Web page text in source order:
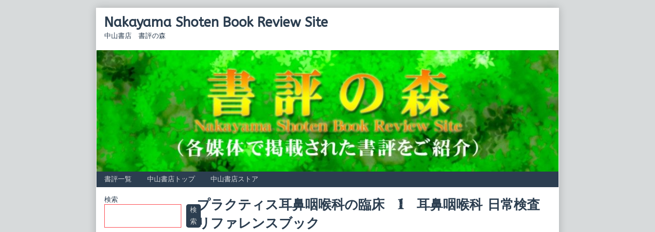
Nakayama Shoten Book Review Site
中山書店 書評の森
書評一覧 中山書店トップ 中山書店ストア
プラクティス耳鼻咽喉科の臨床 1 耳鼻咽喉科 日常検査
リファレンスブック
Primary
検索
検
索